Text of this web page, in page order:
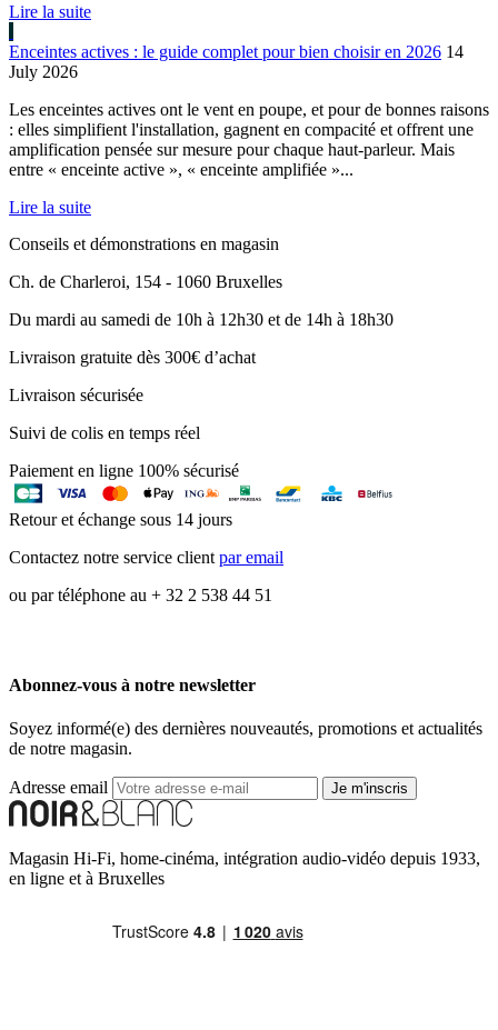
Lire la suite
Enceintes actives : le guide complet pour bien choisir en 2026 14
July 2026
Les enceintes actives ont le vent en poupe, et pour de bonnes raisons
: elles simplifient l'installation, gagnent en compacité et offrent une
amplification pensée sur mesure pour chaque haut-parleur. Mais
entre « enceinte active », « enceinte amplifiée »...
Lire la suite
Conseils et démonstrations en magasin
Ch. de Charleroi, 154 - 1060 Bruxelles
Du mardi au samedi de 10h à 12h30 et de 14h à 18h30
Livraison gratuite dès 300€ d’achat
Livraison sécurisée
Suivi de colis en temps réel
Paiement en ligne 100% sécurisé
Retour et échange sous 14 jours
Contactez notre service clientpar email
ou par téléphone au + 32 2 538 44 51
Abonnez-vous à notre newsletter
Soyez informé(e) des dernières nouveautés, promotions et actualités
de notre magasin.
Adresse email Je m'inscris
Magasin Hi-Fi, home-cinéma, intégration audio-vidéo depuis 1933,
en ligne et à Bruxelles